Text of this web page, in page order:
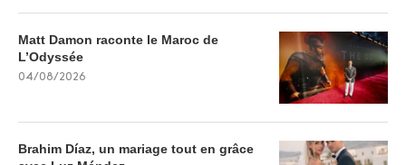
Matt Damon raconte le Maroc de
L’Odyssée
04/08/2026
Brahim Díaz, un mariage tout en grâce